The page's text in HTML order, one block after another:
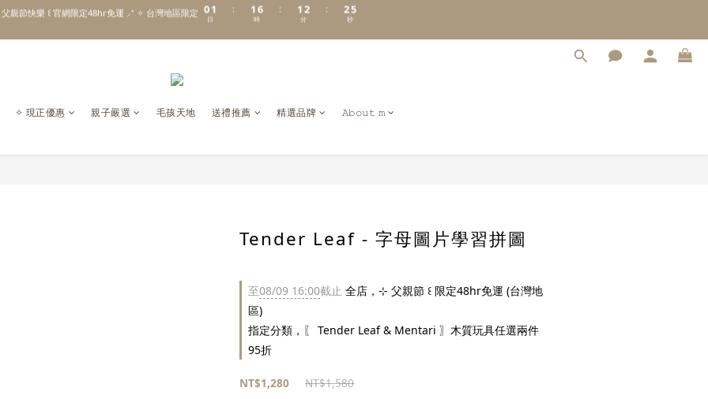
\ Welcome to 𝙻𝚒𝚝𝚝𝚕𝚎 𝙼𝚒𝚕𝚔𝚢 𝚆𝚊𝚢  ✨ For the Little Ones. /
0
日
05
4
3
時
01
0
分
1
0
4
3
2
秒
新註冊會員贈 $𝟷𝟶𝟶 購物金✨新客首單輸碼「𝙽𝙴𝚆𝟸𝟶𝟸𝟼」享 𝟿 折優惠
\ Welcome to 𝙻𝚒𝚝𝚝𝚕𝚎 𝙼𝚒𝚕𝚔𝚢 𝚆𝚊𝚢  ✨ For the Little Ones. /
✧ 現正優惠 親子嚴選 毛孩天地 送禮推薦 精選品牌 𝙰𝚋𝚘𝚞𝚝 𝚖
Tender Leaf - 字母圖片學習拼圖
至08/09 16:00截止 全店，⊹ 父親節 ꒰ 限定48hr免運 (台灣地
區)
指定分類，〖 Tender Leaf & Mentari 〗木質玩具任選兩件
95折
NT$1,580
NT$1,280